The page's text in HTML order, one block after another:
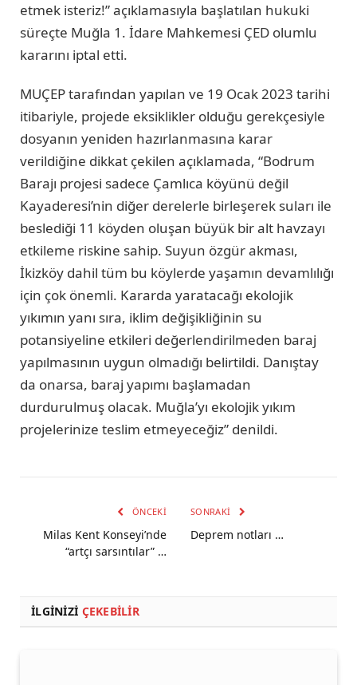
etmek isteriz!” açıklamasıyla başlatılan hukuki
süreçte Muğla 1. İdare Mahkemesi ÇED olumlu
kararını iptal etti.
MUÇEP tarafından yapılan ve 19 Ocak 2023 tarihi
itibariyle, projede eksiklikler olduğu gerekçesiyle
dosyanın yeniden hazırlanmasına karar
verildiğine dikkat çekilen açıklamada, “Bodrum
Barajı projesi sadece Çamlıca köyünü değil
Kayaderesi’nin diğer derelerle birleşerek suları ile
beslediği 11 köyden oluşan büyük bir alt havzayı
etkileme riskine sahip. Suyun özgür akması,
İkizköy dahil tüm bu köylerde yaşamın devamlılığı
için çok önemli. Kararda yaratacağı ekolojik
yıkımın yanı sıra, iklim değişikliğinin su
potansiyeline etkileri değerlendirilmeden baraj
yapılmasının uygun olmadığı belirtildi. Danıştay
da onarsa, baraj yapımı başlamadan
durdurulmuş olacak. Muğla’yı ekolojik yıkım
projelerinize teslim etmeyeceğiz” denildi.
ÖNCEKI
Milas Kent Konseyi’nde
“artçı sarsıntılar” …
SONRAKI
Deprem notları …
İLGINIZI ÇEKEBILIR